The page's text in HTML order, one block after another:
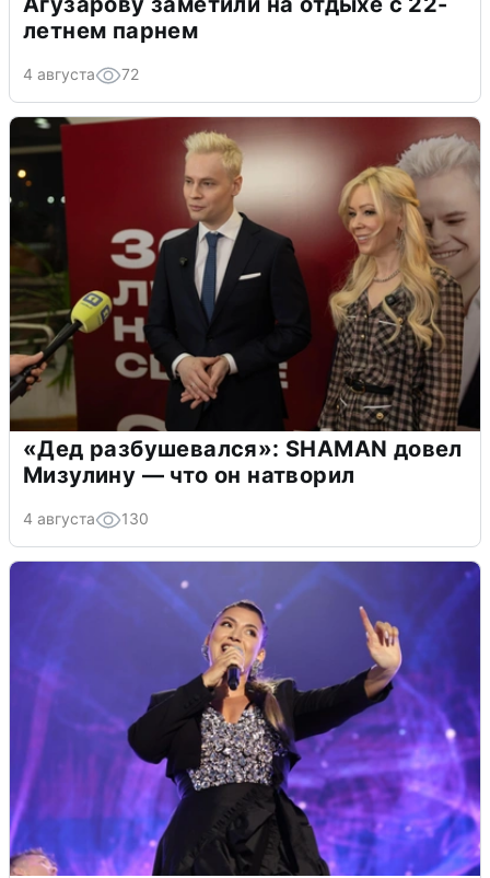
летнем парнем
4 августа 72
«Дед разбушевался»: SHAMAN довел
Мизулину — что он натворил
4 августа 130